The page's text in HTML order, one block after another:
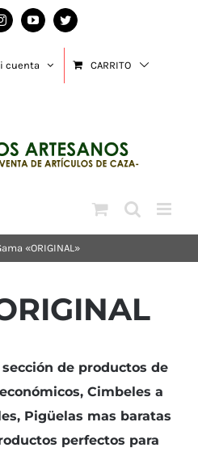
InstagramYouTubeTwitter
cuenta CARRITO
«ORIGINAL»
de productos de
Cimbeles a
Pigüelas mas baratas
perfectos para